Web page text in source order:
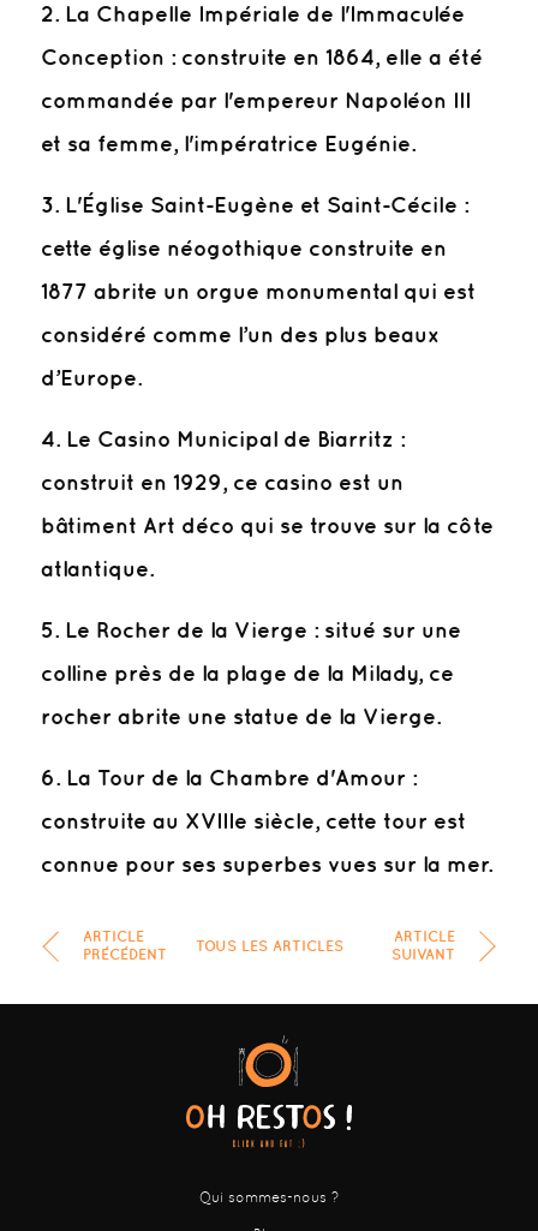
2. La Chapelle Impériale de l'Immaculée
Conception : construite en 1864, elle a été
commandée par l'empereur Napoléon III
et sa femme, l'impératrice Eugénie.
3. L'Église Saint-Eugène et Saint-Cécile :
cette église néogothique construite en
1877 abrite un orgue monumental qui est
considéré comme l’un des plus beaux
d’Europe.
4. Le Casino Municipal de Biarritz :
construit en 1929, ce casino est un
bâtiment Art déco qui se trouve sur la côte
atlantique.
5. Le Rocher de la Vierge : situé sur une
colline près de la plage de la Milady, ce
rocher abrite une statue de la Vierge.
6. La Tour de la Chambre d'Amour :
construite au XVIIIe siècle, cette tour est
connue pour ses superbes vues sur la mer.
ARTICLE
PRÉCÉDENT
TOUS LES ARTICLES
ARTICLE
SUIVANT
Qui sommes-nous ?